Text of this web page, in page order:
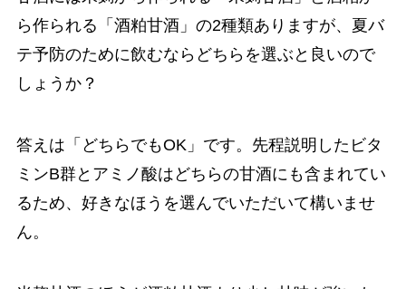
ら作られる「酒粕甘酒」の2種類ありますが、夏バ
テ予防のために飲むならどちらを選ぶと良いので
しょうか？
答えは「どちらでもOK」です。先程説明したビタ
ミンB群とアミノ酸はどちらの甘酒にも含まれてい
るため、好きなほうを選んでいただいて構いませ
ん。